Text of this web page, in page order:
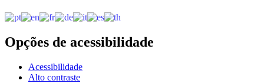
Opções de acessibilidade
Acessibilidade
Alto contraste